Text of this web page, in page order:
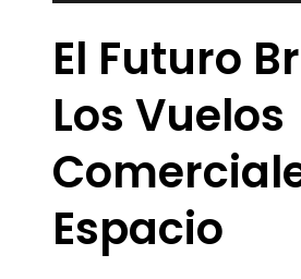
El Futuro
Los Vuelos
Espacio